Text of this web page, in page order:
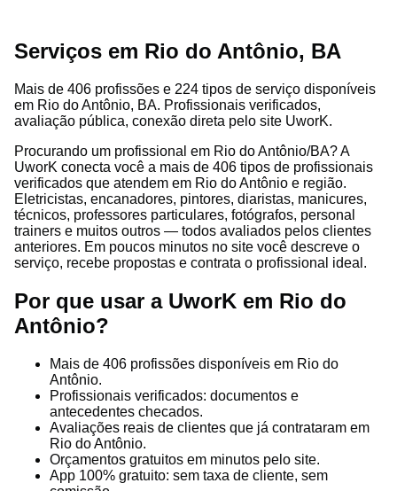
Serviços em Rio do Antônio, BA
Mais de 406 profissões e 224 tipos de serviço disponíveis
em Rio do Antônio, BA. Profissionais verificados,
avaliação pública, conexão direta pelo site UworK.
Procurando um profissional em Rio do Antônio/BA? A
UworK conecta você a mais de 406 tipos de profissionais
verificados que atendem em Rio do Antônio e região.
Eletricistas, encanadores, pintores, diaristas, manicures,
técnicos, professores particulares, fotógrafos, personal
trainers e muitos outros — todos avaliados pelos clientes
anteriores. Em poucos minutos no site você descreve o
serviço, recebe propostas e contrata o profissional ideal.
Por que usar a UworK em Rio do
Antônio?
Mais de 406 profissões disponíveis em Rio do
Antônio.
Profissionais verificados: documentos e
antecedentes checados.
Avaliações reais de clientes que já contrataram em
Rio do Antônio.
Orçamentos gratuitos em minutos pelo site.
App 100% gratuito: sem taxa de cliente, sem